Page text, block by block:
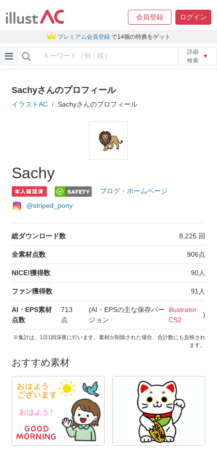
会員登録 ログイン
プレミアム会員登録 で14個の特典をゲット
詳細
検索
▼
Sachyさんのプロフィール
イラストAC Sachyさんのプロフィール
Sachy
ブログ・ホームページ
@striped_pony
総ダウンロード数 8,225 回
全素材点数 906点
NICE!獲得数 90人
ファン獲得数 91 人
AI・EPS素材
点数
713
点
(AI・EPSの主な保存バー
ジョン :
illustrator
CS2
)
※集計は、1日1回深夜に行います。素材が削除された場合、合計数にも反映され
ます。
おすすめ素材